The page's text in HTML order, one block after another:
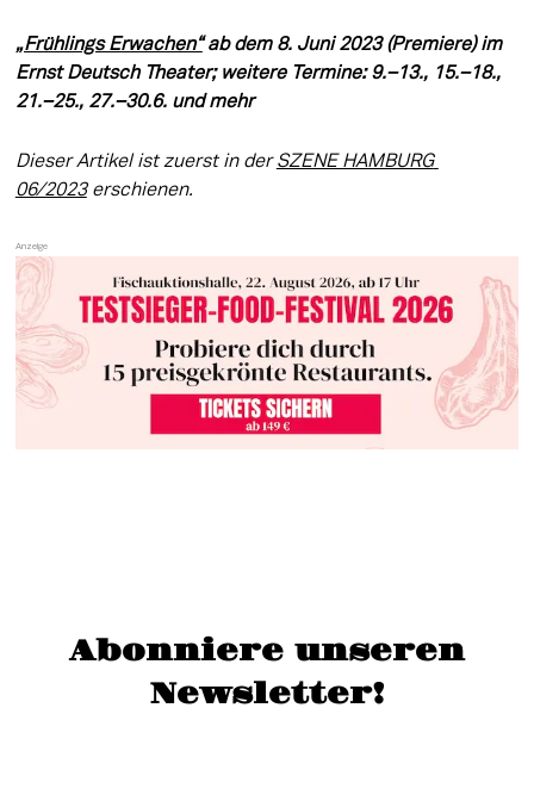
„Frühlings Erwachen“ ab dem 8. Juni 2023 (Premiere) im
Ernst Deutsch Theater; weitere Termine: 9.–13., 15.–18.,
21.–25., 27.–30.6. und mehr
Dieser Artikel ist zuerst in der SZENE HAMBURG
06/2023 erschienen.
Abonniere unseren
Newsletter!